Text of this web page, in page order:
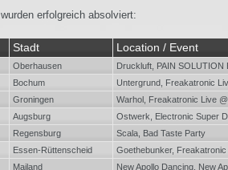
erfolgreich absolviert:
Stadt Location / Event
Oberhausen
Druckluft, PAIN SOLUTION
Bochum
Untergrund, Freakatronic
Groningen
Warhol, Freakatronic Live
Augsburg
Ostwerk, Electronic Super
Regensburg
Scala, Bad Taste Party
Essen-Rüttenscheid
Goethebunker,
Mailand
New Apollo Dancing, New